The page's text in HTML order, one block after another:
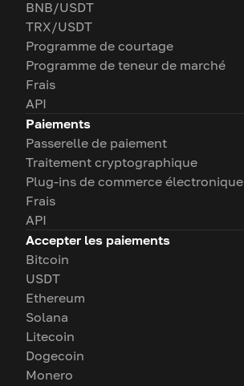
BNB/USDT
TRX/USDT
Programme de courtage
Programme de teneur de marché
Frais
API
Paiements
Passerelle de paiement
Traitement cryptographique
Plug-ins de commerce électronique
Frais
API
Accepter les paiements
Bitcoin
USDT
Ethereum
Solana
Litecoin
Dogecoin
Monero